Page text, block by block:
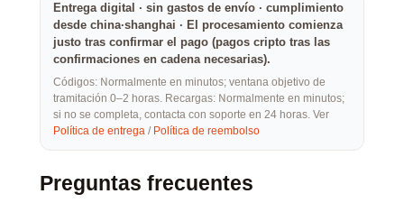
Entrega digital · sin gastos de envío · cumplimiento
desde china·shanghai · El procesamiento comienza
justo tras confirmar el pago (pagos cripto tras las
confirmaciones en cadena necesarias).
Códigos: Normalmente en minutos; ventana objetivo de
tramitación 0–2 horas. Recargas: Normalmente en minutos;
si no se completa, contacta con soporte en 24 horas. Ver
Política de entrega / Política de reembolso
Preguntas frecuentes